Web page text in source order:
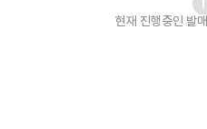
현재 진행중인 발매